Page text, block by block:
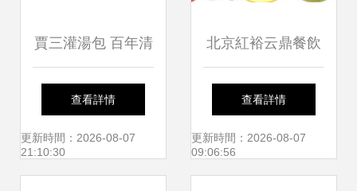
賈三灌湯包 百年清
真風味，連鎖餐飲
杰作
查看詳情
更新時間：2026-08-07
21:10:30
北京紅裕云鼎餐飲
管理 創新模式引領
餐飲招商新風向
查看詳情
更新時間：2026-08-07
09:06:56